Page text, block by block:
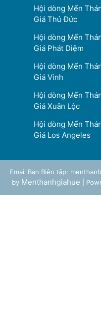
Hội dòng Mến
Giá Thủ Đức
Hội dòng Mến
Giá Phát Diệm
Hội dòng Mến
Giá Vinh
Hội dòng Mến
Giá Xuân Lộc
Hội dòng Mến
Giá Los Angeles
Email Ban Biên tập:
by Menthanhgiahue |